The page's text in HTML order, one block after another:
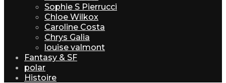
Sophie S Pierrucci
Chloe Wilkox
Caroline Costa
Chrys Galia
louise valmont
Fantasy & SF
polar
Histoire